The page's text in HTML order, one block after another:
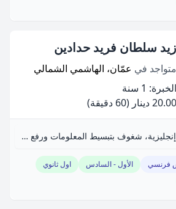
زيد سلطان فريد حدادين
متواجد في عمّان، الهاشمي الشمالي
الخبرة: 1 سنة
20.00 دينار
(60 دقيقة)
مدرس لغات فرنسية وإنجليزية، شغوف بتبسيط المعلومات ورفع مستوى الطلاب.
فرنسي الأول - السادس
اول ثانوي